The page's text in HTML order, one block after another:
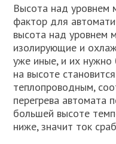
Высота над
фактор для
высота над уровнем
изолирующие и
уже иные, и их нужно
на высоте
теплопроводным,
перегрева автомата
большей высоте
ниже, значит ток